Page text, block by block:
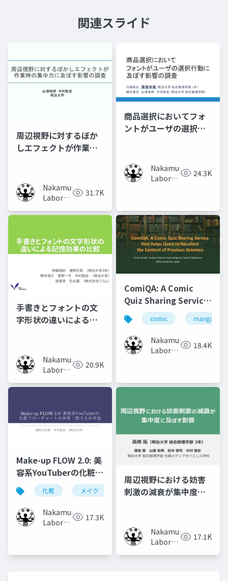
関連スライド
周辺視野に対するぼか
しエフェクトが作業時
Nakamura
Laboratory
University)
31.7K
商品選択においてフォ
ントがユーザの選択行
Nakamura
Laboratory 24.3K
手書きとフォントの文
字形状の違いによる記
Nakamura
Laboratory
University)
20.9K
ComiQA: A Comic
Quiz Sharing Service
that Helps Users to
Recollect the
Content of Previous
Volumes
comic manga
Nakamura
Laboratory 18.4K
Make-up FLOW 2.0: 美
容系YouTuberの化粧フ
ローチャートの共有・
取り入れ手法
化粧 メイク 化粧工程 フローチャート
Nakamura
Laboratory 17.3K
周辺視野における妨害
刺激の減衰が集中度に
Nakamura
Laboratory 17.1K